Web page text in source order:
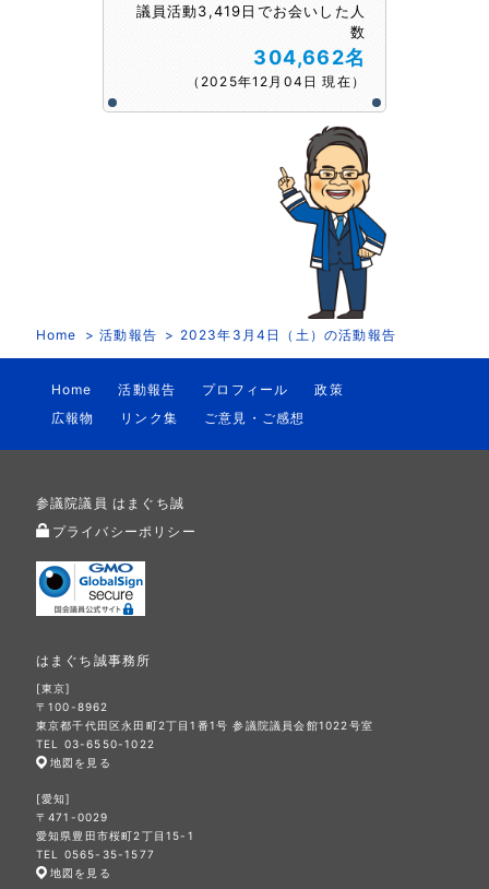
議員活動3,419日でお会いした人
数
304,662名
（2025年12月04日 現在）
Home 活動報告 2023年3月4日（土）の活動報告
Home 活動報告 プロフィール
政策
広報物
リンク集 ご意見・ご感想
参議院議員 はまぐち誠
プライバシーポリシー
はまぐち誠事務所
[東京]
〒100-8962
東京都千代田区永田町2丁目1番1号 参議院議員会館1022号室
TEL 03-6550-1022
地図を見る
[愛知]
〒471-0029
愛知県豊田市桜町2丁目15-1
TEL 0565-35-1577
地図を見る